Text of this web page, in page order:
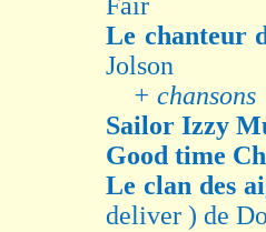
Fair
Le chanteur
Jolson
+ chansons
Sailor Izzy
Good time
Le clan des
deliver ) de